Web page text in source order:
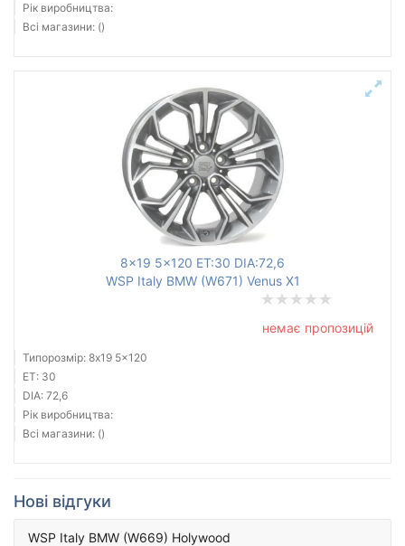
Рік виробництва:
Всі магазини: ()
8x19 5x120 ET:30 DIA:72,6
WSP Italy BMW (W671) Venus X1
немає пропозицій
Типорозмір: 8x19 5x120
ET: 30
DIA: 72,6
Рік виробництва:
Всі магазини: ()
Нові відгуки
WSP Italy BMW (W669) Holywood